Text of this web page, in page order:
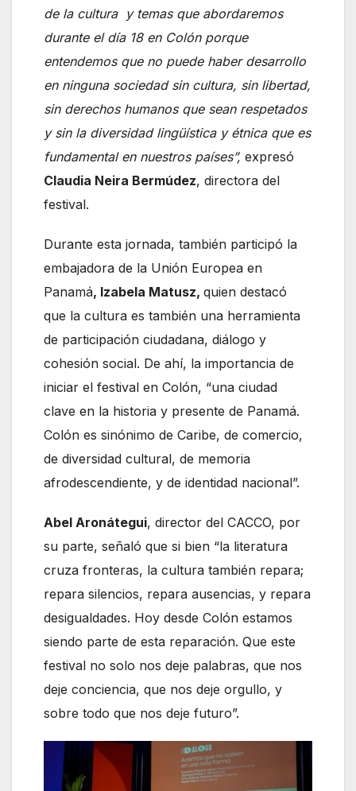
de la cultura y temas que abordaremos
durante el día 18 en Colón porque
entendemos que no puede haber desarrollo
en ninguna sociedad sin cultura, sin libertad,
sin derechos humanos que sean respetados
y sin la diversidad lingüística y étnica que es
fundamental en nuestros países”, expresó
Claudia Neira Bermúdez, directora del
festival.
Durante esta jornada, también participó la
embajadora de la Unión Europea en
Panamá, Izabela Matusz, quien destacó
que la cultura es también una herramienta
de participación ciudadana, diálogo y
cohesión social. De ahí, la importancia de
iniciar el festival en Colón, “una ciudad
clave en la historia y presente de Panamá.
Colón es sinónimo de Caribe, de comercio,
de diversidad cultural, de memoria
afrodescendiente, y de identidad nacional”.
Abel Aronátegui, director del CACCO, por
su parte, señaló que si bien “la literatura
cruza fronteras, la cultura también repara;
repara silencios, repara ausencias, y repara
desigualdades. Hoy desde Colón estamos
siendo parte de esta reparación. Que este
festival no solo nos deje palabras, que nos
deje conciencia, que nos deje orgullo, y
sobre todo que nos deje futuro”.